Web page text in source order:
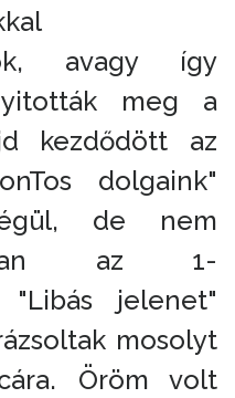
avagy így
meg a
kezdődött az
dolgaink"
de nem
az 1-
"Libás jelenet"
mosolyt
Öröm volt